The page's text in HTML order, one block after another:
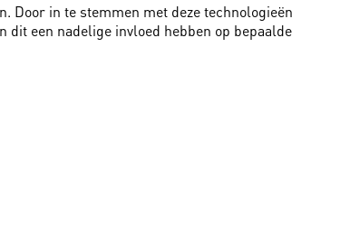
Door in te stemmen met deze technologieën
een nadelige invloed hebben op bepaalde